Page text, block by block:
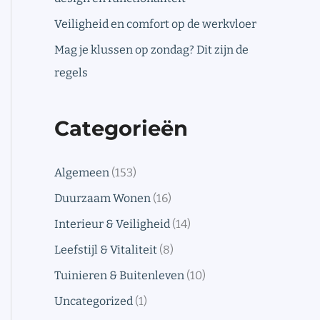
Veiligheid en comfort op de werkvloer
Mag je klussen op zondag? Dit zijn de
regels
Categorieën
Algemeen (153)
Duurzaam Wonen (16)
Interieur & Veiligheid (14)
Leefstijl & Vitaliteit (8)
Tuinieren & Buitenleven (10)
Uncategorized (1)